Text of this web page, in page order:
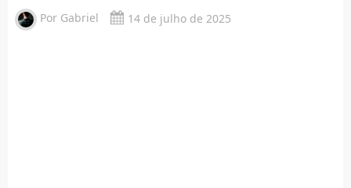
Por Gabriel 14 de julho de 2025